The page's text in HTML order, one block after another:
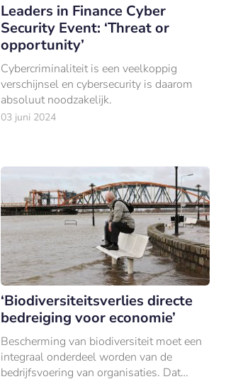
Leaders in Finance Cyber
Security Event: ‘Threat or
opportunity’
Cybercriminaliteit is een veelkoppig
verschijnsel en cybersecurity is daarom
absoluut noodzakelijk.
03 juni 2024
‘Biodiversiteitsverlies directe
bedreiging voor economie’
Bescherming van biodiversiteit moet een
integraal onderdeel worden van de
bedrijfsvoering van organisaties. Dat